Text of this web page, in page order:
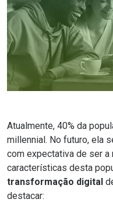
Atualmente, 40% da
millennial . No futuro, ela
com expectativa de ser a
características desta
transformação digital
destacar: